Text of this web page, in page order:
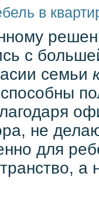
в
с
семьи
не
для
а